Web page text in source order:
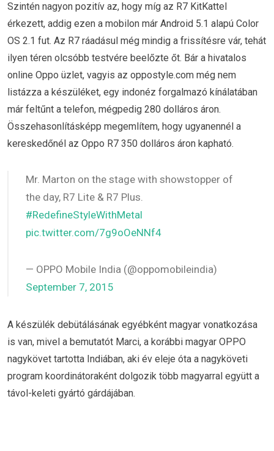
Szintén nagyon pozitív az, hogy míg az R7 KitKattel
érkezett, addig ezen a mobilon már Android 5.1 alapú Color
OS 2.1 fut. Az R7 ráadásul még mindig a frissítésre vár, tehát
ilyen téren olcsóbb testvére beelőzte őt. Bár a hivatalos
online Oppo üzlet, vagyis az oppostyle.com még nem
listázza a készüléket, egy indonéz forgalmazó kínálatában
már feltűnt a telefon, mégpedig 280 dolláros áron.
Összehasonlításképp megemlítem, hogy ugyanennél a
kereskedőnél az Oppo R7 350 dolláros áron kapható.
Mr. Marton on the stage with showstopper of
the day, R7 Lite & R7 Plus.
#RedefineStyleWithMetal
pic.twitter.com/7g9oOeNNf4
— OPPO Mobile India (@oppomobileindia)
September 7, 2015
A készülék debütálásának egyébként magyar vonatkozása
is van, mivel a bemutatót Marci, a korábbi magyar OPPO
nagykövet tartotta Indiában, aki év eleje óta a nagyköveti
program koordinátoraként dolgozik több magyarral együtt a
távol-keleti gyártó gárdájában.